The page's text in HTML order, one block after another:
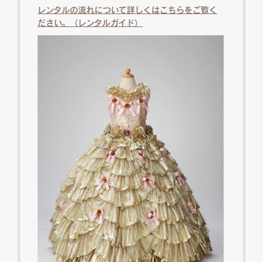
レンタルの流れについて詳しくはこちらをご覧く
ださい。（レンタルガイド）